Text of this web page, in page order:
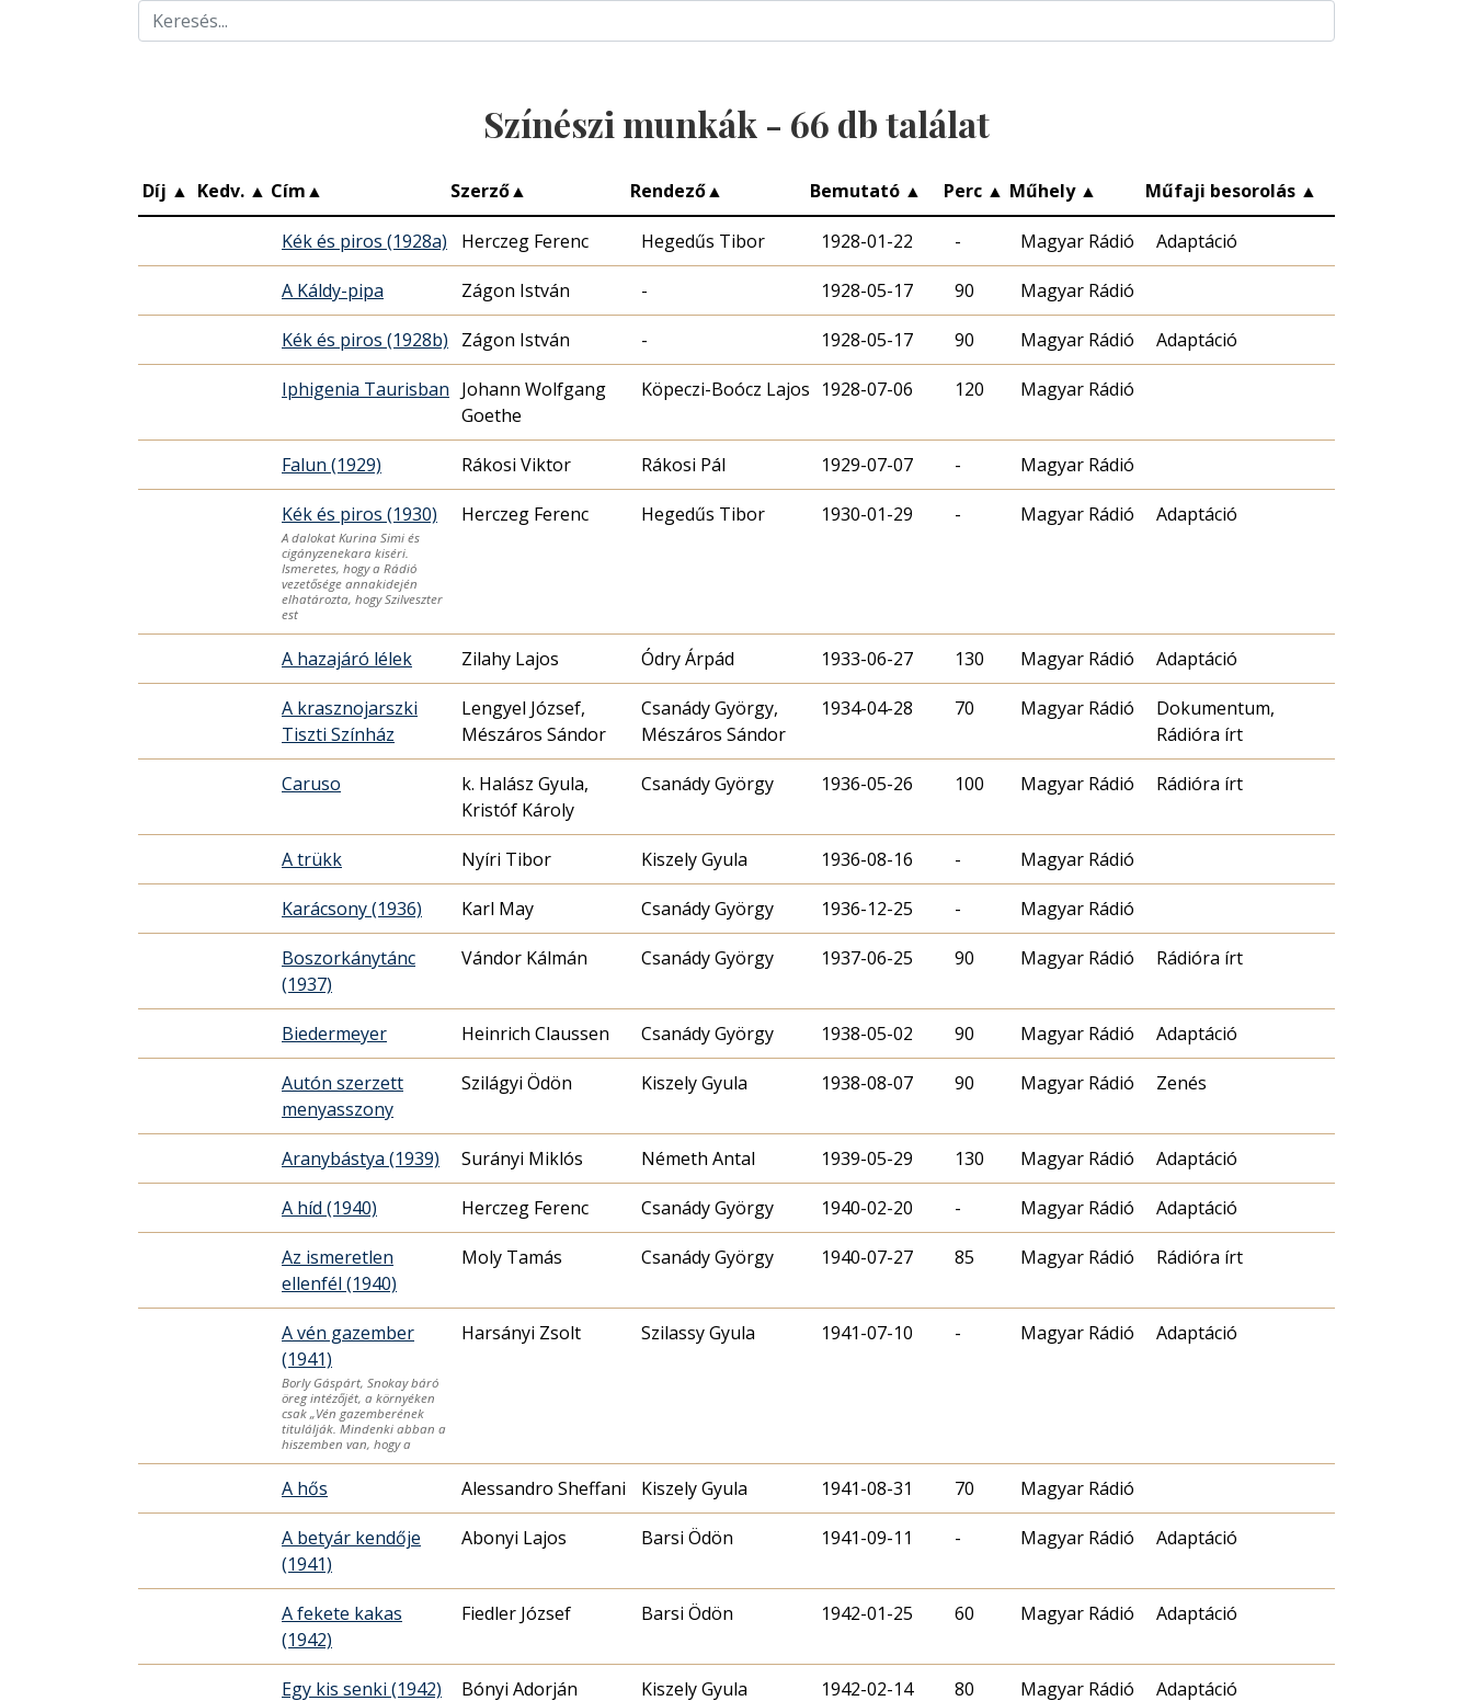
Színészi munkák - 66 db találat
Díj ▲ Kedv. ▲ Cím▲ Szerző▲ Rendező▲ Bemutató ▲ Perc ▲ Műhely ▲ Műfaji besorolás ▲
Kék és piros (1928a) Herczeg Ferenc Hegedűs Tibor 1928-01-22 - Magyar Rádió Adaptáció
A Káldy-pipa Zágon István - 1928-05-17 90 Magyar Rádió
Kék és piros (1928b) Zágon István - 1928-05-17 90 Magyar Rádió Adaptáció
Iphigenia Taurisban Johann Wolfgang
Goethe
Köpeczi-Boócz Lajos 1928-07-06 120 Magyar Rádió
Falun (1929) Rákosi Viktor Rákosi Pál 1929-07-07 - Magyar Rádió
Kék és piros (1930)
A dalokat Kurina Simi és
cigányzenekara kiséri.
Ismeretes, hogy a Rádió
vezetősége annakidején
elhatározta, hogy Szilveszter
est
Herczeg Ferenc Hegedűs Tibor 1930-01-29 - Magyar Rádió Adaptáció
A hazajáró lélek Zilahy Lajos Ódry Árpád 1933-06-27 130 Magyar Rádió Adaptáció
A krasznojarszki
Tiszti Színház
Lengyel József,
Mészáros Sándor
Csanády György,
Mészáros Sándor
1934-04-28 70 Magyar Rádió
Dokumentum,
Rádióra írt
Caruso
k. Halász Gyula,
Kristóf Károly
Csanády György 1936-05-26 100 Magyar Rádió Rádióra írt
A trükk Nyíri Tibor Kiszely Gyula 1936-08-16 - Magyar Rádió
Karácsony (1936) Karl May Csanády György 1936-12-25 - Magyar Rádió
Boszorkánytánc
(1937)
Vándor Kálmán Csanády György 1937-06-25 90 Magyar Rádió Rádióra írt
Biedermeyer Heinrich Claussen Csanády György 1938-05-02 90 Magyar Rádió Adaptáció
Autón szerzett
menyasszony
Szilágyi Ödön Kiszely Gyula 1938-08-07 90 Magyar Rádió Zenés
Aranybástya (1939) Surányi Miklós Németh Antal 1939-05-29 130 Magyar Rádió Adaptáció
A híd (1940) Herczeg Ferenc Csanády György 1940-02-20 - Magyar Rádió Adaptáció
Az ismeretlen
ellenfél (1940)
Moly Tamás Csanády György 1940-07-27 85 Magyar Rádió Rádióra írt
A vén gazember
(1941)
Borly Gáspárt, Snokay báró
öreg intézőjét, a környéken
csak „Vén gazemberének
titulálják. Mindenki abban a
hiszemben van, hogy a
Harsányi Zsolt Szilassy Gyula 1941-07-10 - Magyar Rádió Adaptáció
A hős Alessandro Sheffani Kiszely Gyula 1941-08-31 70 Magyar Rádió
A betyár kendője
(1941)
Abonyi Lajos Barsi Ödön 1941-09-11 - Magyar Rádió Adaptáció
A fekete kakas
(1942)
Fiedler József Barsi Ödön 1942-01-25 60 Magyar Rádió Adaptáció
Egy kis senki (1942) Bónyi Adorján Kiszely Gyula 1942-02-14 80 Magyar Rádió Adaptáció